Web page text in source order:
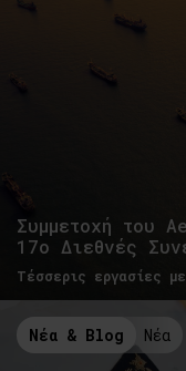
Συμμετοχή του
17o Διεθνές
Τέσσερις εργασίες
Νέα & Blog Νέα